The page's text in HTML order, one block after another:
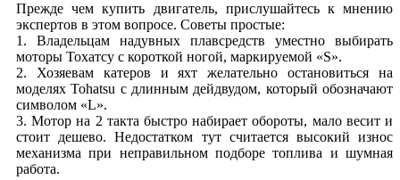
Прежде чем купить двигатель, прислушайтесь к мнению
экспертов в этом вопросе. Советы простые:
1. Владельцам надувных плавсредств уместно выбирать
моторы Тохатсу с короткой ногой, маркируемой «S».
2. Хозяевам катеров и яхт желательно остановиться на
моделях Tohatsu с длинным дейдвудом, который обозначают
символом «L».
3. Мотор на 2 такта быстро набирает обороты, мало весит и
стоит дешево. Недостатком тут считается высокий износ
механизма при неправильном подборе топлива и шумная
работа.